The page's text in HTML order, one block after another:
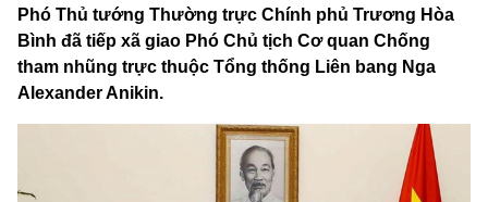
Phó Thủ tướng Thường trực Chính phủ Trương Hòa
Bình đã tiếp xã giao Phó Chủ tịch Cơ quan Chống
tham nhũng trực thuộc Tổng thống Liên bang Nga
Alexander Anikin.